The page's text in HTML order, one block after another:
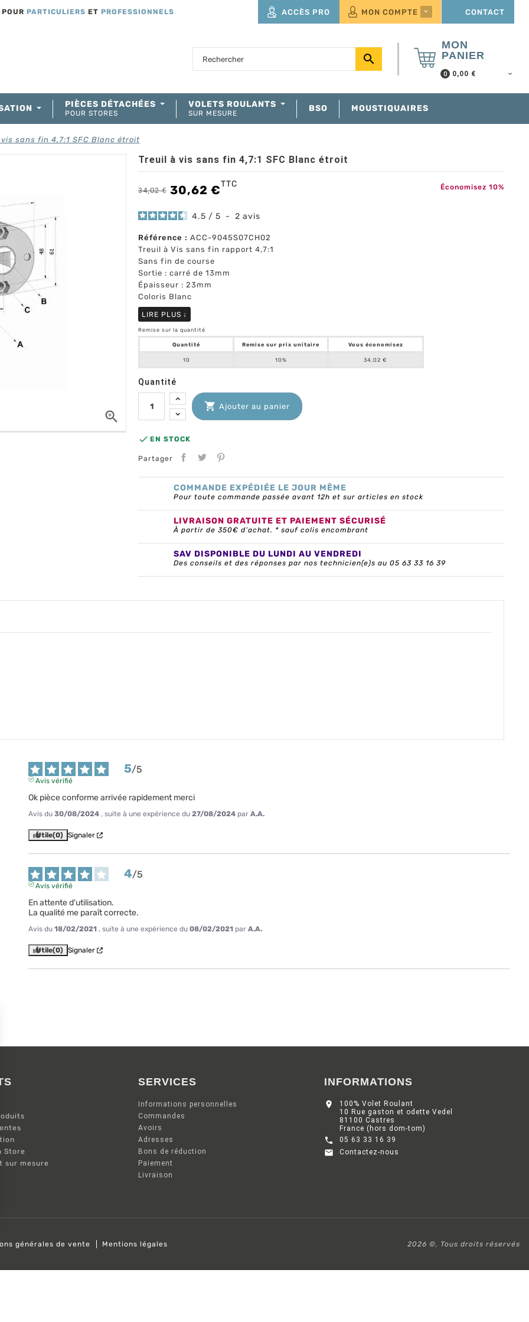
PARTICULIERS ET PROFESSIONNELS ACCÈS PRO MON COMPTE  CONTACT

MON
PANIER
0 0,00 €
PIÈCES DÉTACHÉES
POUR STORES
VOLETS ROULANTS
SUR MESURE BSO MOUSTIQUAIRES
sans fin 4,7:1 SFC Blanc étroit

Treuil à vis sans fin 4,7:1 SFC Blanc étroit
34,02 € 30,62 €TTC Économisez 10%
4.5 / 5 - 2 avis
Référence : ACC-9045S07CH02
Treuil à Vis sans fin rapport 4,7:1
Sans fin de course
Sortie : carré de 13mm
Épaisseur : 23mm
Coloris Blanc
LIRE PLUS ↓
Remise sur la quantité
Quantité Remise sur prix unitaire Vous économisez
10 10% 34,02 €
Quantité
 Ajouter au panier
 EN STOCK
Partager
COMMANDE EXPÉDIÉE LE JOUR MÊME
Pour toute commande passée avant 12h et sur articles en stock
LIVRAISON GRATUITE ET PAIEMENT SÉCURISÉ
À partir de 350€ d’achat. * sauf colis encombrant
SAV DISPONIBLE DU LUNDI AU VENDREDI
Des conseils et des réponses par nos technicien(e)s au 05 63 33 16 39
5/5
Avis vérifié
Ok pièce conforme arrivée rapidement merci
Avis du 30/08/2024 , suite à une expérience du 27/08/2024 par A.A.
Utile(0) Signaler
4/5
Avis vérifié
En attente d'utilisation.
La qualité me paraît correcte.
Avis du 18/02/2021 , suite à une expérience du 08/02/2021 par A.A.
Utile(0) Signaler
Store
sur mesure
SERVICES
Informations personnelles
Commandes
Avoirs
Adresses
Bons de réduction
Paiement
Livraison
INFORMATIONS

100% Volet Roulant
10 Rue gaston et odette Vedel
81100 Castres
France (hors dom-tom)
 05 63 33 16 39
 Contactez-nous
générales de vente Mentions légales 2026 ©, Tous droits réservés